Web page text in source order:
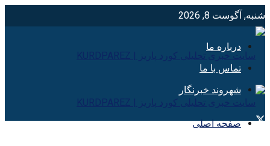
شنبه, آگوست 8, 2026
درباره ما
تماس با ما
شهروند خبرنگار
صفحه اصلی